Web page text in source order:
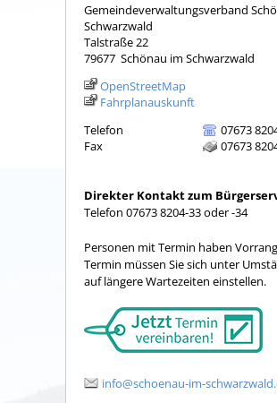
Gemeindeverwaltungsverband
Schwarzwald
Talstraße 22
79677 Schönau im Schwarzwald
OpenStreetMap
Fahrplanauskunft
Telefon
07673
Fax
07673
Direkter Kontakt zum
Telefon 07673 8204-33 oder -34
Personen mit Termin haben
Termin müssen Sie sich unter
auf längere Wartezeiten einstellen.
info@schoenau-im-